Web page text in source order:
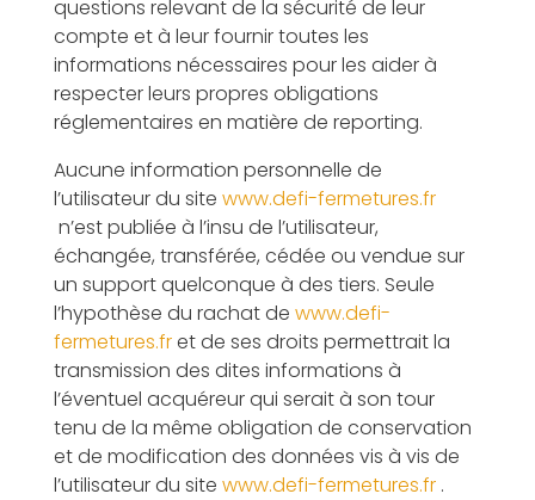
questions relevant de la sécurité de leur
compte et à leur fournir toutes les
informations nécessaires pour les aider à
respecter leurs propres obligations
réglementaires en matière de reporting.
Aucune information personnelle de
l’utilisateur du site www.defi-fermetures.fr
n’est publiée à l’insu de l’utilisateur,
échangée, transférée, cédée ou vendue sur
un support quelconque à des tiers. Seule
l’hypothèse du rachat de www.defi-
fermetures.fret de ses droits permettrait la
transmission des dites informations à
l’éventuel acquéreur qui serait à son tour
tenu de la même obligation de conservation
et de modification des données vis à vis de
l’utilisateur du site www.defi-fermetures.fr.